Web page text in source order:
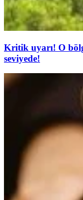
Kritik uyarı! O
seviyede!